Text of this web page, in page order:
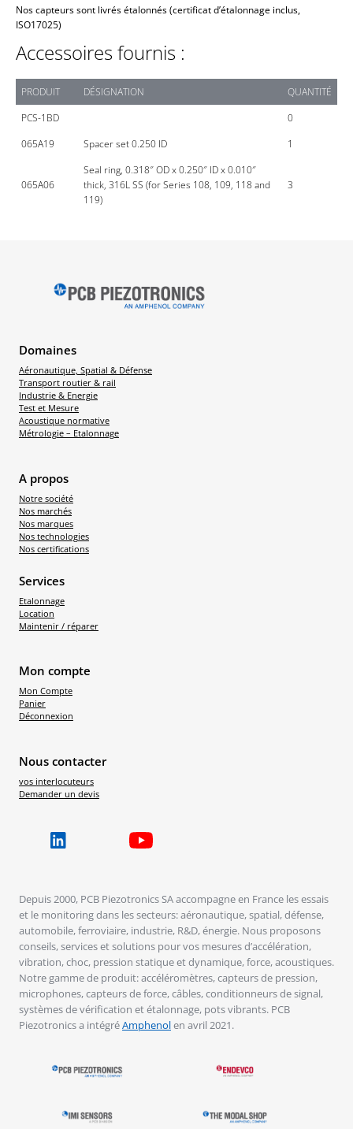
Nos capteurs sont livrés étalonnés (certificat d’étalonnage inclus,
ISO17025)
Accessoires fournis :
PRODUIT DÉSIGNATION
QUANTITÉ
PCS-1BD
0
065A19
Spacer set 0.250 ID 1
065A06
Seal ring, 0.318″ OD x 0.250″ ID x 0.010″
thick, 316L SS (for Series 108, 109, 118 and
119)
3
Domaines
Aéronautique, Spatial & Défense
Transport routier & rail
Industrie & Energie
Test et Mesure
Acoustique normative
Métrologie – Etalonnage
A propos
Notre société
Nos marchés
Nos marques
Nos technologies
Nos certifications
Services
Etalonnage
Location
Maintenir / réparer
Mon compte
Mon Compte
Panier
Déconnexion
Nous contacter
vos interlocuteurs
Demander un devis
Depuis 2000, PCB Piezotronics SA accompagne en France les essais
et le monitoring dans les secteurs: aéronautique, spatial, défense,
automobile, ferroviaire, industrie, R&D, énergie. Nous proposons
conseils, services et solutions pour vos mesures d’accélération,
vibration, choc, pression statique et dynamique, force, acoustiques.
Notre gamme de produit: accéléromètres, capteurs de pression,
microphones, capteurs de force, câbles, conditionneurs de signal,
systèmes de vérification et étalonnage, pots vibrants. PCB
Piezotronics a intégréAmphenolen avril 2021.